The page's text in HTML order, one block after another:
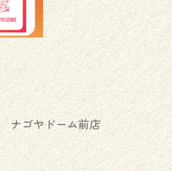
ナゴヤドーム前店